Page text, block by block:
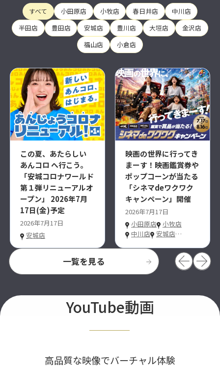
すべて 小田原店 小牧店 春日井店
中川店
半田店
豊田店 安城店 豊川店 大垣店
金沢店
福山店
小倉店
一覧を見る
この夏、あたらしい
あんコロ へ行こう。
「安城コロナワールド
第１弾リニューアルオ
ープン」 2026年7月
17日(金)予定
2026年7月17日
安城店
映画の世界に行ってき
まーす！映画鑑賞券や
ポップコーンが当たる
「シネマdeワクワク
キャンペーン」開催
2026年7月17日
小田原店
小牧店
中川店
安城店…
YouTube動画
高品質な映像でバーチャル体験